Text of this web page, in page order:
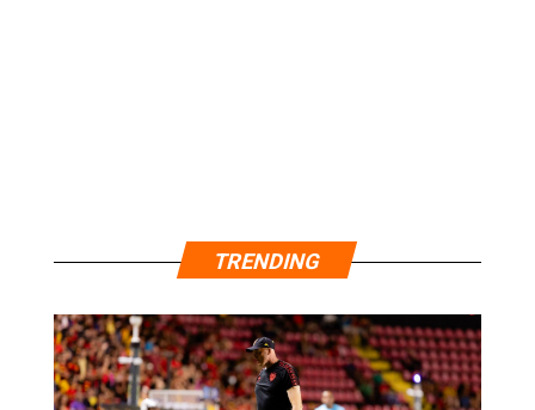
TRENDING